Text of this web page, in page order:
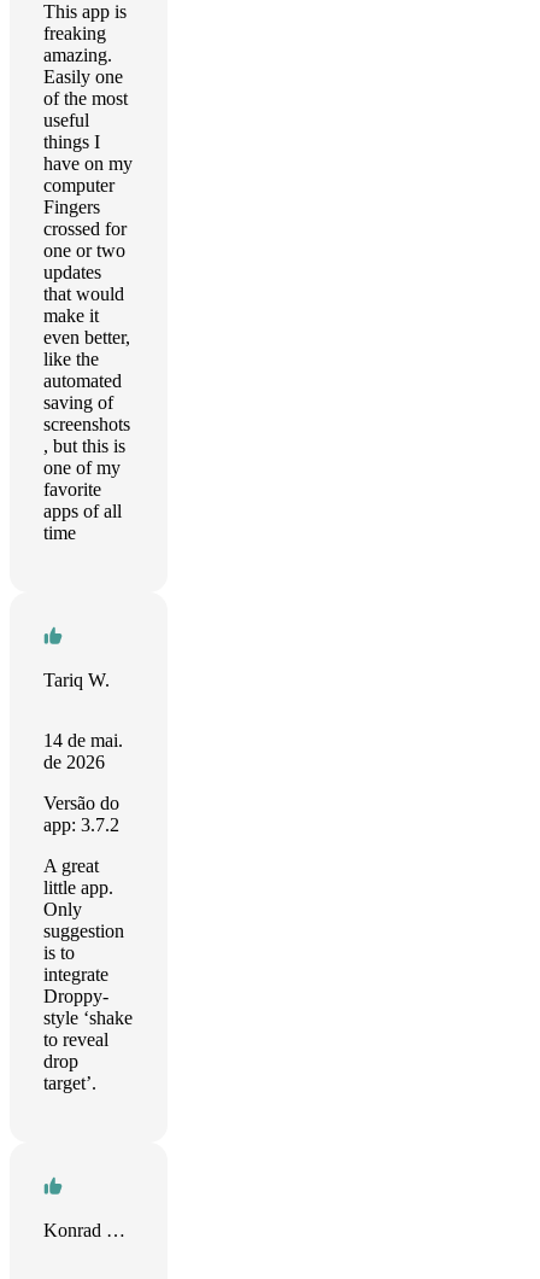
This app is
freaking
amazing.
Easily one
of the most
useful
things I
have on my
computer
Fingers
crossed for
one or two
updates
that would
make it
even better,
like the
automated
saving of
screenshots
, but this is
one of my
favorite
apps of all
time
Tariq W.
14 de mai.
de 2026
Versão do
app: 3.7.2
A great
little app.
Only
suggestion
is to
integrate
Droppy-
style ‘shake
to reveal
drop
target’.
Konrad Schwarz